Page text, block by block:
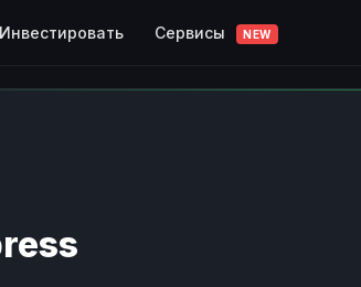
Инвестировать Сервисы NEW